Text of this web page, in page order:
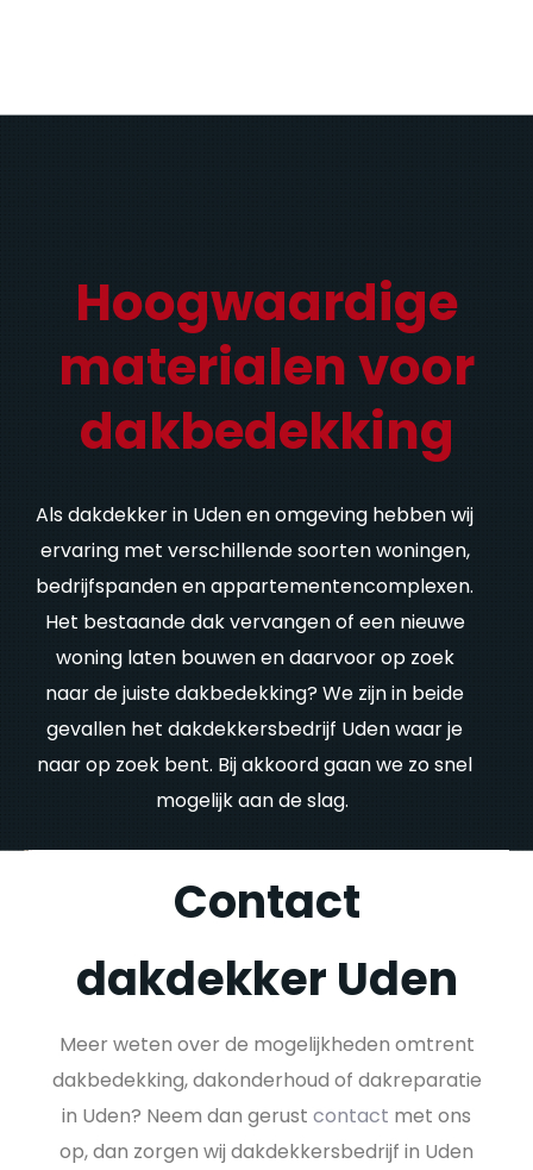
Hoogwaardige
materialen voor
dakbedekking
Als dakdekker in Uden en omgeving hebben wij
ervaring met verschillende soorten woningen,
bedrijfspanden en appartementencomplexen.
Het bestaande dak vervangen of een nieuwe
woning laten bouwen en daarvoor op zoek
naar de juiste dakbedekking? We zijn in beide
gevallen het dakdekkersbedrijf Uden waar je
naar op zoek bent. Bij akkoord gaan we zo snel
mogelijk aan de slag.
Contact
dakdekker Uden
Meer weten over de mogelijkheden omtrent
dakbedekking, dakonderhoud of dakreparatie
in Uden? Neem dan gerust contact met ons
op, dan zorgen wij dakdekkersbedrijf in Uden